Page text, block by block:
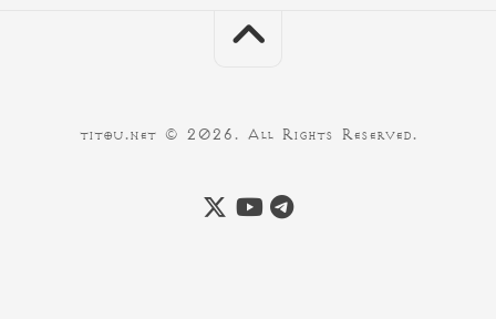
titou.net © 2026. All Rights Reserved.